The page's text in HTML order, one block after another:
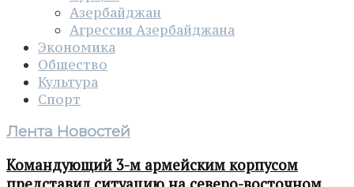
Азербайджан
Агрессия Азербайджана
Экономика
Общество
Культура
Спорт
Лента Новостей
Командующий 3-м армейским корпусом